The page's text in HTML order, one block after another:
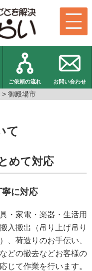
ご依頼の流れ お問い合わせ
> 御殿場市
て
めて対応
に対応
・家電・楽器・生活用
入搬出（吊り上げ吊り
、荷造りのお手伝い、
どの撤去などお客様の
じて作業を行います。